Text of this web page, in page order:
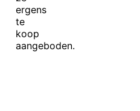
ergens
te
koop
aangeboden.